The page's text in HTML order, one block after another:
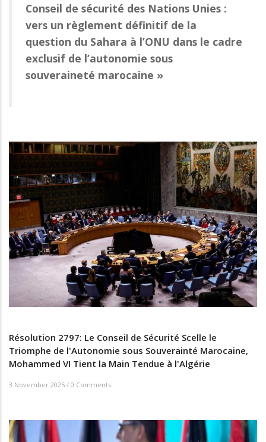
Conseil de sécurité des Nations Unies :
vers un règlement définitif de la
question du Sahara à l’ONU dans le cadre
exclusif de l’autonomie sous
souveraineté marocaine »
Résolution 2797: Le Conseil de Sécurité Scelle le
Triomphe de l'Autonomie sous Souverainté Marocaine,
Mohammed VI Tient la Main Tendue à l'Algérie
3 November 2025 / 0 Comments